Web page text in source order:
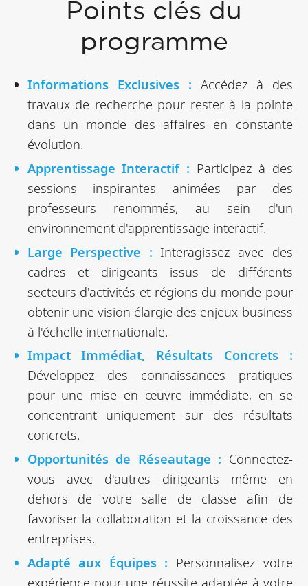
Points clés du
programme
Informations Exclusives : Accédez à des
travaux de recherche pour rester à la pointe
dans un monde des affaires en constante
évolution.
Apprentissage Interactif : Participez à des
sessions inspirantes animées par des
professeurs renommés, au sein d'un
environnement d'apprentissage interactif.
Large Perspective : Interagissez avec des
cadres et dirigeants issus de différents
secteurs d'activités et régions du monde pour
obtenir une vision élargie des enjeux business
à l'échelle internationale.
Impact Immédiat, Résultats Concrets :
Développez des connaissances pratiques
pour une mise en œuvre immédiate, en se
concentrant uniquement sur des résultats
concrets.
Opportunités de Réseautage : Connectez-
vous avec d'autres dirigeants même en
dehors de votre salle de classe afin de
favoriser la collaboration et la croissance des
entreprises.
Adapté aux Équipes : Personnalisez votre
expérience pour une réussite adaptée à votre